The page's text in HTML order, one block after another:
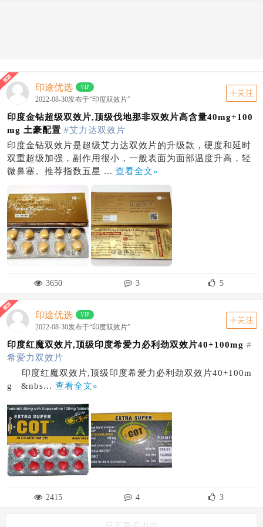
印途优选 VIP
2022-08-30发布于“印度双效片”
关注
印度金钻超级双效片,顶级伐地那非双效片高含量40mg+100
mg 土豪配置 #艾力达双效片
印度金钻双效片是超级艾力达双效片的升级款，硬度和延时
双重超级加强，副作用很小，一般表面为面部温度升高，轻
微鼻塞。推荐指数五星 ... 查看全文»
3650 3 5
印途优选 VIP
2022-08-30发布于“印度双效片”
关注
印度红魔双效片,顶级印度希爱力必利劲双效片40+100mg #
希爱力双效片
印度红魔双效片,顶级印度希爱力必利劲双效片40+100m
g &nbs... 查看全文»
2415 4 3